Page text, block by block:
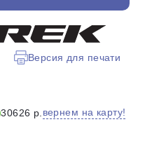
Версия для печати
30626 р. вернем на карту!